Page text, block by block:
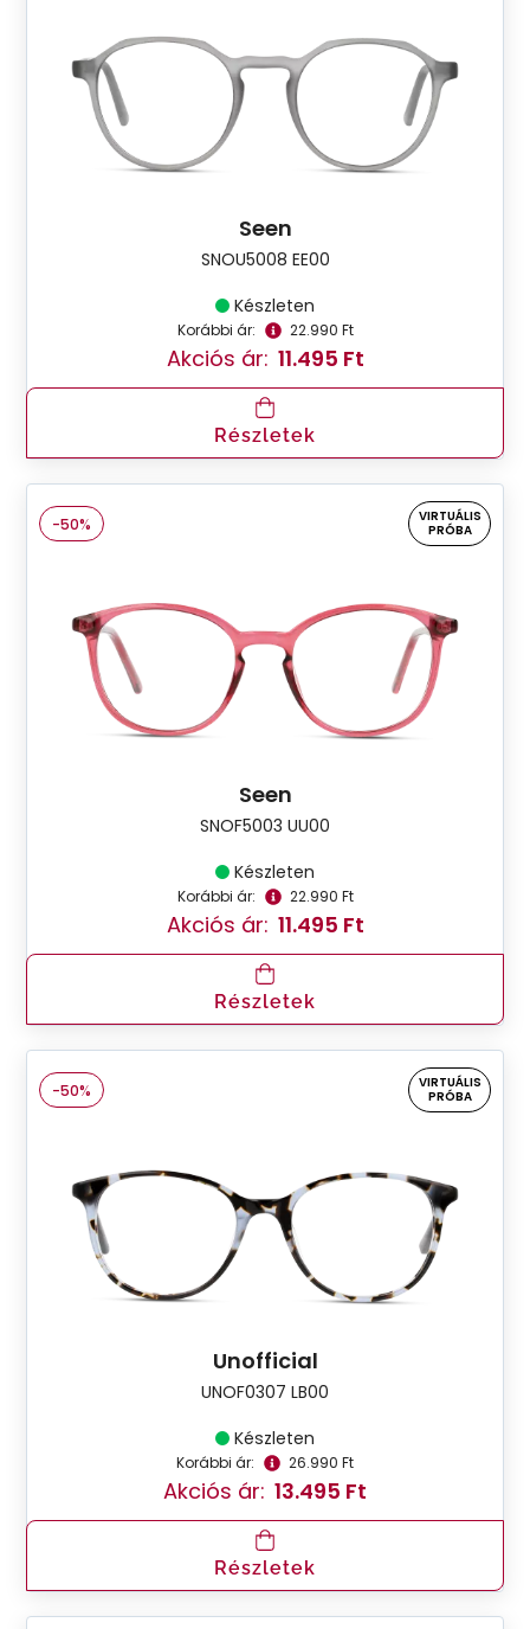
Seen
SNOU5008 EE00
Készleten
Korábbi ár: 22.990 Ft
Akciós ár: 11.495 Ft
Részletek
-50%
VIRTUÁLIS
PRÓBA
Seen
SNOF5003 UU00
Készleten
Korábbi ár: 22.990 Ft
Akciós ár: 11.495 Ft
Részletek
-50%
VIRTUÁLIS
PRÓBA
Unofficial
UNOF0307 LB00
Készleten
Korábbi ár: 26.990 Ft
Akciós ár: 13.495 Ft
Részletek